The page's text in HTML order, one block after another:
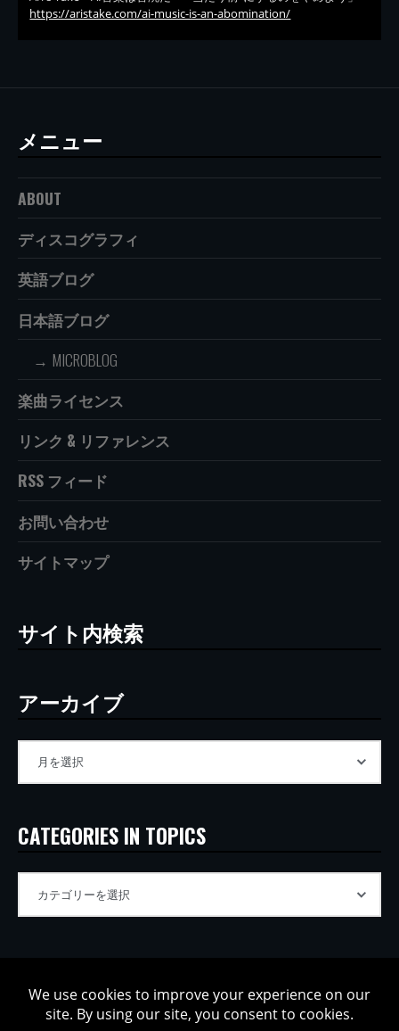
https://aristake.com/ai-music-is-an-abomination/
メニュー
ABOUT
ディスコグラフィ
英語ブログ
日本語ブログ
MICROBLOG
楽曲ライセンス
リンク & リファレンス
RSS フィード
お問い合わせ
サイトマップ
サイト内検索
アーカイブ
CATEGORIES IN TOPICS
Copyright © 2002-2026 Tatsuya Oe / Model Electronic. All rights